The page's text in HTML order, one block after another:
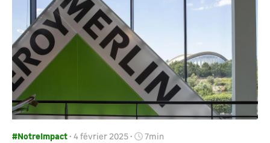
#NotreImpact 4 février 2025 7min